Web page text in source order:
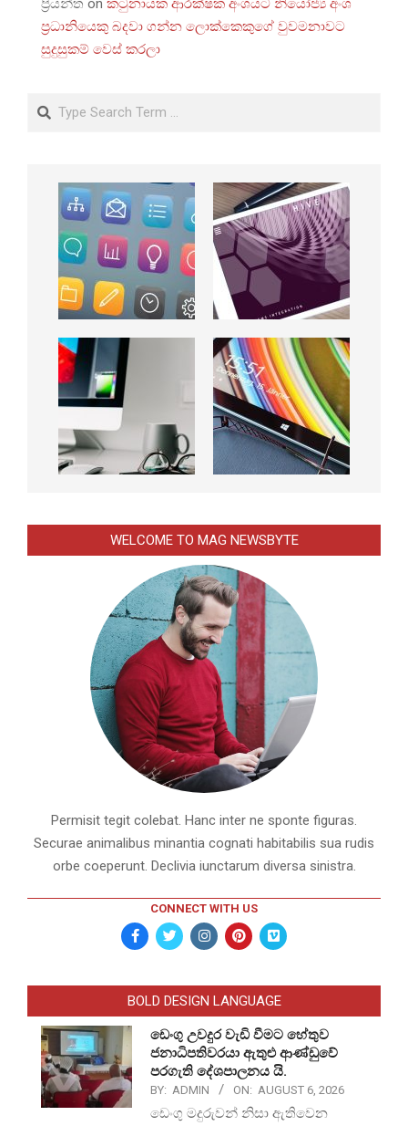
ප්‍රියන්ත on කටුනායක ආරක්ෂක අංශයට නියෝජ්‍ය අංශ
ප්‍රධානියෙකු බදවා ගන්න ලොක්කෙකුගේ වුවමනාවට
සුදුසුකම් වෙස් කරලා
Search
WELCOME TO MAG NEWSBYTE
Permisit tegit colebat. Hanc inter ne sponte figuras.
Securae animalibus minantia cognati habitabilis sua rudis
orbe coeperunt. Declivia iunctarum diversa sinistra.
CONNECT WITH US
BOLD DESIGN LANGUAGE
ඩෙංගු උවදුර වැඩි වීමට හේතුව
ජනාධිපතිවරයා ඇතුළු ආණ්ඩුවේ
පරගැති දේශපාලනය යි.
BY: ADMIN ON: AUGUST 6, 2026
ඩෙංගු මදුරුවන් නිසා ඇතිවෙන